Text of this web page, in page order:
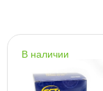
наличии